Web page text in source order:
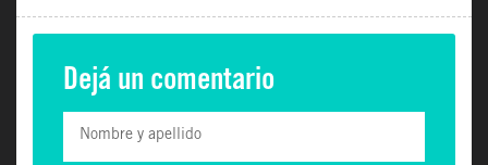
Dejá un comentario